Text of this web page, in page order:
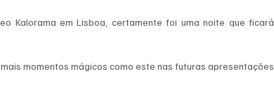
Kalorama em Lisboa, certamente foi uma noite que ficará
momentos mágicos como este nas futuras apresentações